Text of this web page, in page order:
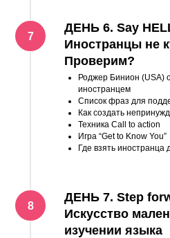
ДЕНЬ 6. Say
Иностранцы не
Проверим?
Роджер Бинион (USA)
иностранцем
Список фраз для
Как создать
Техника Call to action
Игра “Get to Know You”
Где взять иностранца
ДЕНЬ 7. Step
Искусство
изучении языка